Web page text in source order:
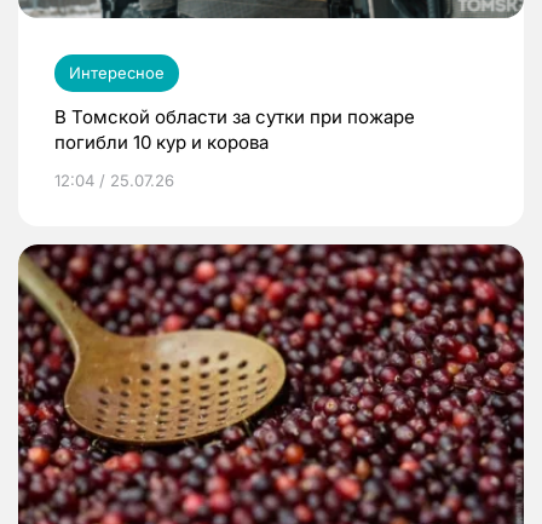
Интересное
В Томской области за сутки при пожаре
погибли 10 кур и корова
12:04 / 25.07.26